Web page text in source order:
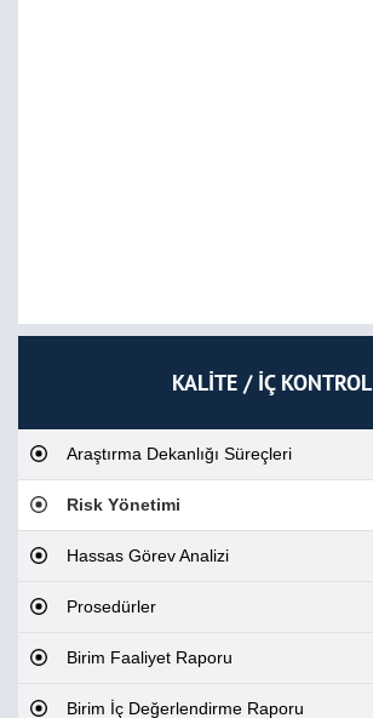
KALİTE / İÇ KONTROL
Araştırma Dekanlığı Süreçleri
Risk Yönetimi
Hassas Görev Analizi
Prosedürler
Birim Faaliyet Raporu
Birim İç Değerlendirme Raporu